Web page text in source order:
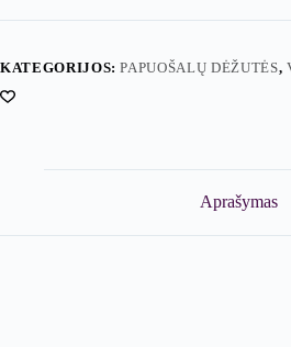
KATEGORIJOS:PAPUOŠALŲ DĖŽUTĖS,
Aprašymas